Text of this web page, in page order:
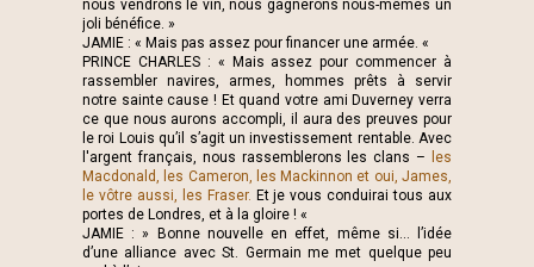
nous vendrons le vin, nous gagnerons nous-mêmes un
joli bénéfice. »
JAMIE : « Mais pas assez pour financer une armée. «
PRINCE CHARLES : « Mais assez pour commencer à
rassembler navires, armes, hommes prêts à servir
notre sainte cause ! Et quand votre ami Duverney verra
ce que nous aurons accompli, il aura des preuves pour
le roi Louis qu’il s’agit un investissement rentable. Avec
l'argent français, nous rassemblerons les clans – les
Macdonald, les Cameron, les Mackinnon et oui, James,
le vôtre aussi, les Fraser. Et je vous conduirai tous aux
portes de Londres, et à la gloire ! «
JAMIE : » Bonne nouvelle en effet, même si... l’idée
d’une alliance avec St. Germain me met quelque peu